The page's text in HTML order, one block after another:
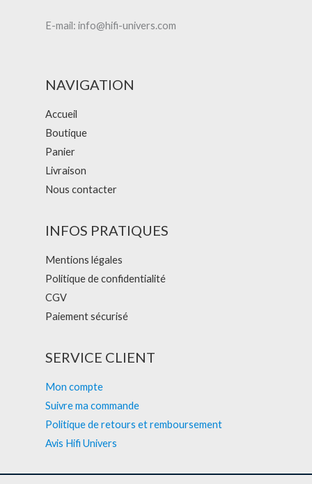
E-mail: info@hifi-univers.com
NAVIGATION
Accueil
Boutique
Panier
Livraison
Nous contacter
INFOS PRATIQUES
Mentions légales
Politique de confidentialité
CGV
Paiement sécurisé
SERVICE CLIENT
Mon compte
Suivre ma commande
Politique de retours et remboursement
Avis Hifi Univers